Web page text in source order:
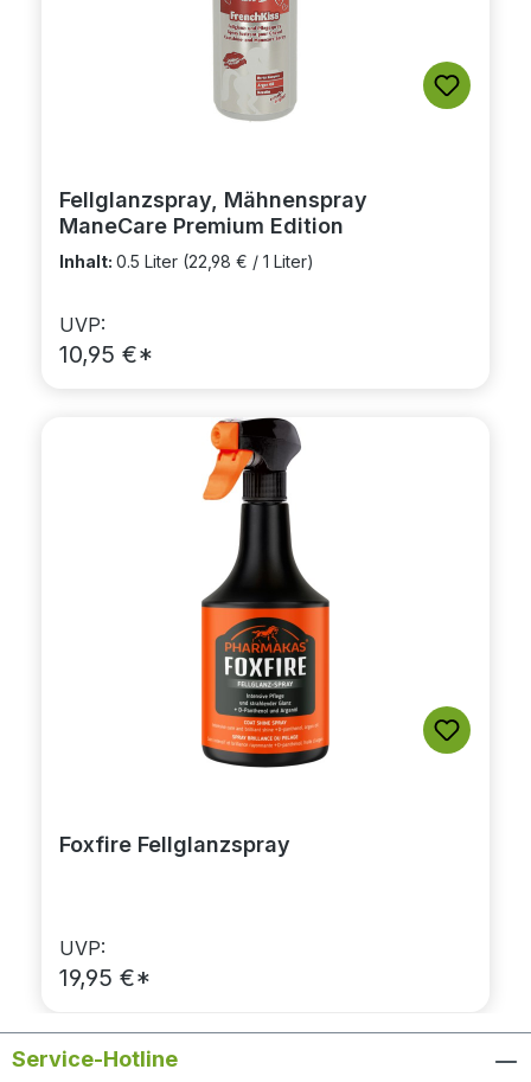
Fellglanzspray, Mähnenspray
ManeCare Premium Edition
Inhalt: 0.5 Liter (22,98 € / 1 Liter)
UVP:
10,95 €*
Foxfire Fellglanzspray
UVP:
19,95 €*
Service-Hotline